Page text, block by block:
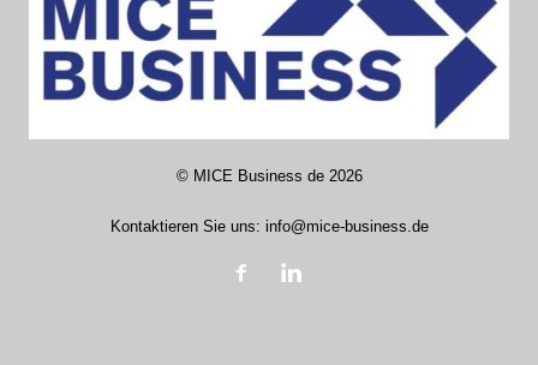
© MICE Business de2026
Kontaktieren Sie uns: info@mice-business.de